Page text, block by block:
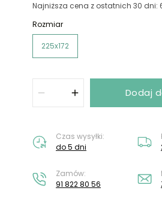
Najniższa cena z ostatnich 30 dni:
Rozmiar
225x172
Dodaj
Czas wysyłki:
do 5 dni
Zamów:
91 822 80 56